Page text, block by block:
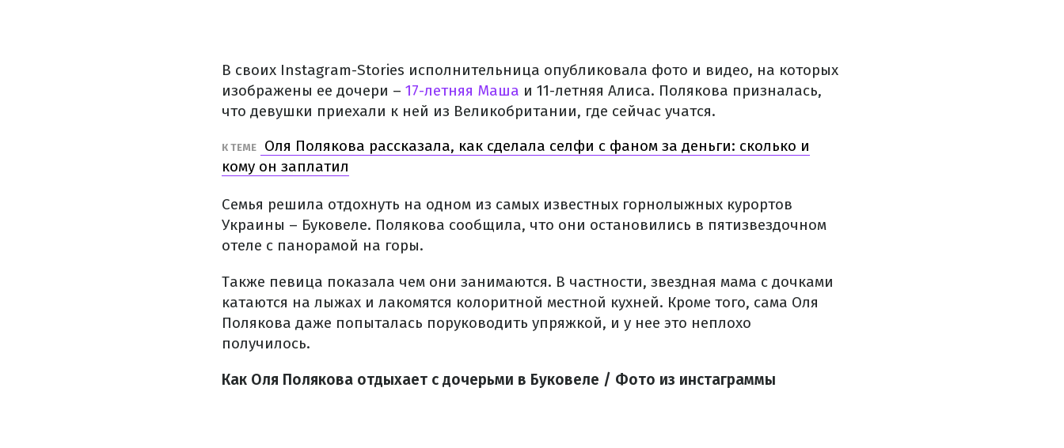
В своих Instagram-Stories исполнительница опубликовала фото и видео, на которых
изображены ее дочери – 17-летняя Маша и 11-летняя Алиса. Полякова призналась,
что девушки приехали к ней из Великобритании, где сейчас учатся.
К ТЕМЕ
Оля Полякова рассказала, как сделала селфи с фаном за деньги: сколько и
кому он заплатил
Семья решила отдохнуть на одном из самых известных горнолыжных курортов
Украины – Буковеле. Полякова сообщила, что они остановились в пятизвездочном
отеле с панорамой на горы.
Также певица показала чем они занимаются. В частности, звездная мама с дочками
катаются на лыжах и лакомятся колоритной местной кухней. Кроме того, сама Оля
Полякова даже попыталась поруководить упряжкой, и у нее это неплохо
получилось.
Как Оля Полякова отдыхает с дочерьми в Буковеле / Фото из инстаграммы